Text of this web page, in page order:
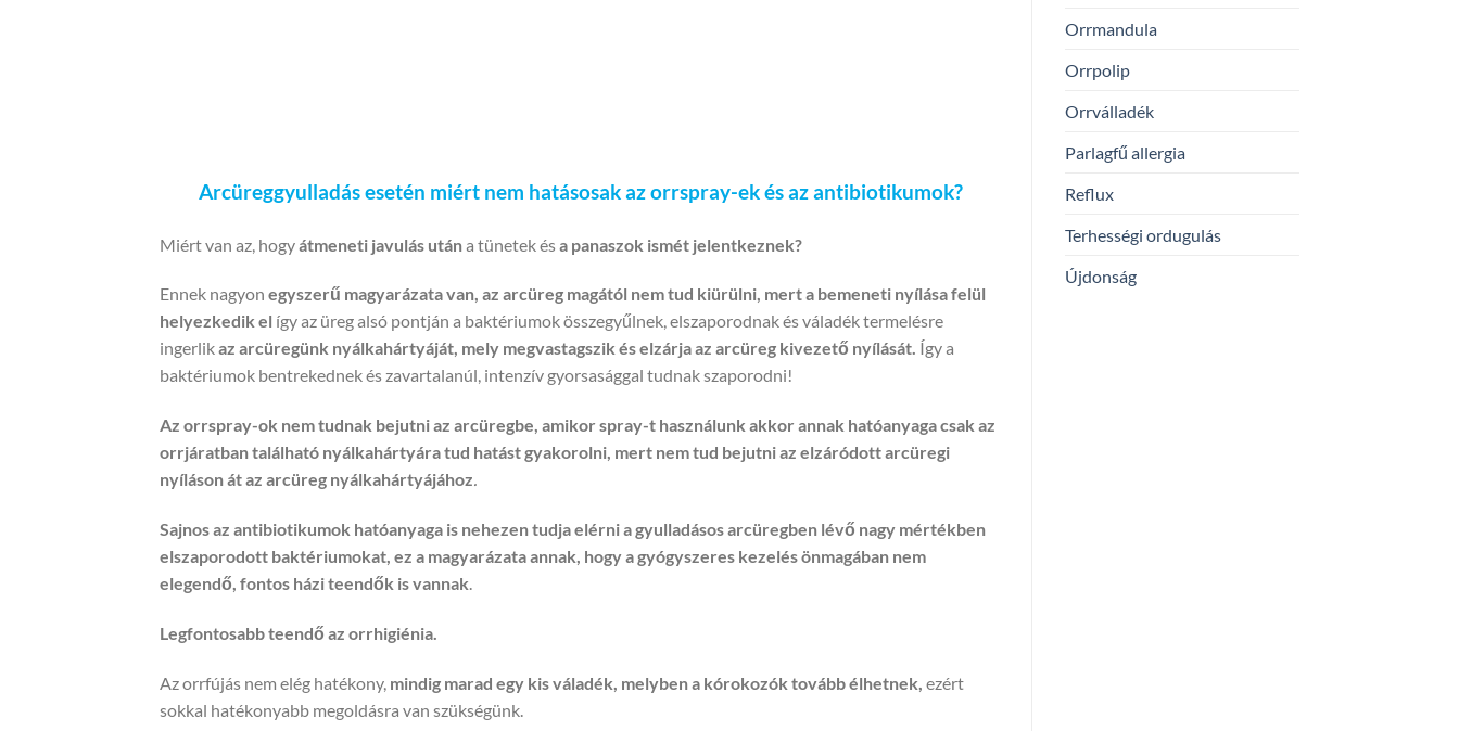
Arcüreggyulladás esetén miért nem hatásosak az orrspray-ek és az antibiotikumok?
Miért van az, hogyátmeneti javulás utána tünetek ésa panaszok ismét jelentkeznek?
Ennek nagyon egyszerű magyarázata van, az arcüreg magától nem tud kiürülni, mert a bemeneti nyílása felül
helyezkedik el így az üreg alsó pontján a baktériumok összegyűlnek, elszaporodnak és váladék termelésre
ingerlikaz arcüregünk nyálkahártyáját, mely megvastagszik és elzárja az arcüreg kivezető nyílását. Így a
baktériumok bentrekednek és zavartalanúl, intenzív gyorsasággal tudnak szaporodni!
Az orrspray-ok nem tudnak bejutni az arcüregbe, amikor spray-t használunk akkor annak hatóanyaga csak az
orrjáratban található nyálkahártyára tud hatást gyakorolni, mert nem tud bejutni az elzáródott arcüregi
nyíláson át az arcüreg nyálkahártyájához.
Sajnos az antibiotikumok hatóanyaga is nehezen tudja elérni a gyulladásos arcüregben lévő nagy mértékben
elszaporodott baktériumokat, ez a magyarázata annak, hogy a gyógyszeres kezelés önmagában nem
elegendő, fontos házi teendők is vannak.
Legfontosabb teendő az orrhigiénia.
Az orrfújás nem elég hatékony, mindig marad egy kis váladék, melyben a kórokozók tovább élhetnek, ezért
sokkal hatékonyabb megoldásra van szükségünk.
Orrmandula
Orrpolip
Orrválladék
Parlagfű allergia
Reflux
Terhességi ordugulás
Újdonság